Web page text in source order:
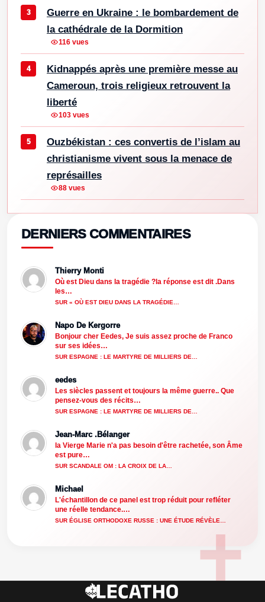
Guerre en Ukraine : le bombardement de
la cathédrale de la Dormition
116 vues
Kidnappés après une première messe au
Cameroun, trois religieux retrouvent la
liberté
103 vues
Ouzbékistan : ces convertis de l’islam au
christianisme vivent sous la menace de
représailles
88 vues
DERNIERS COMMENTAIRES
Thierry Monti
Où est Dieu dans la tragédie ?la réponse est dit .Dans
les…
SUR « OÙ EST DIEU DANS LA TRAGÉDIE…
Napo De Kergorre
Bonjour cher Eedes, Je suis assez proche de Franco
sur ses idées…
SUR ESPAGNE : LE MARTYRE DE MILLIERS DE…
eedes
Les siècles passent et toujours la même guerre.. Que
pensez-vous des récits…
SUR ESPAGNE : LE MARTYRE DE MILLIERS DE…
Jean-Marc .Bélanger
la Vierge Marie n'a pas besoin d'être rachetée, son Âme
est pure…
SUR SCANDALE OM : LA CROIX DE LA…
Michael
L'échantillon de ce panel est trop réduit pour refléter
une réelle tendance.…
SUR ÉGLISE ORTHODOXE RUSSE : UNE ÉTUDE RÉVÈLE…